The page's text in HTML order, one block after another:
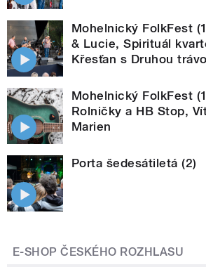
Mohelnický FolkFest
& Lucie, Spirituál
Křesťan s Druhou
Mohelnický FolkFest
Rolničky a HB Stop,
Marien
Porta šedesátiletá (2)
E-SHOP ČESKÉHO ROZHLASU